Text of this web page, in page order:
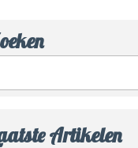
Artikelen